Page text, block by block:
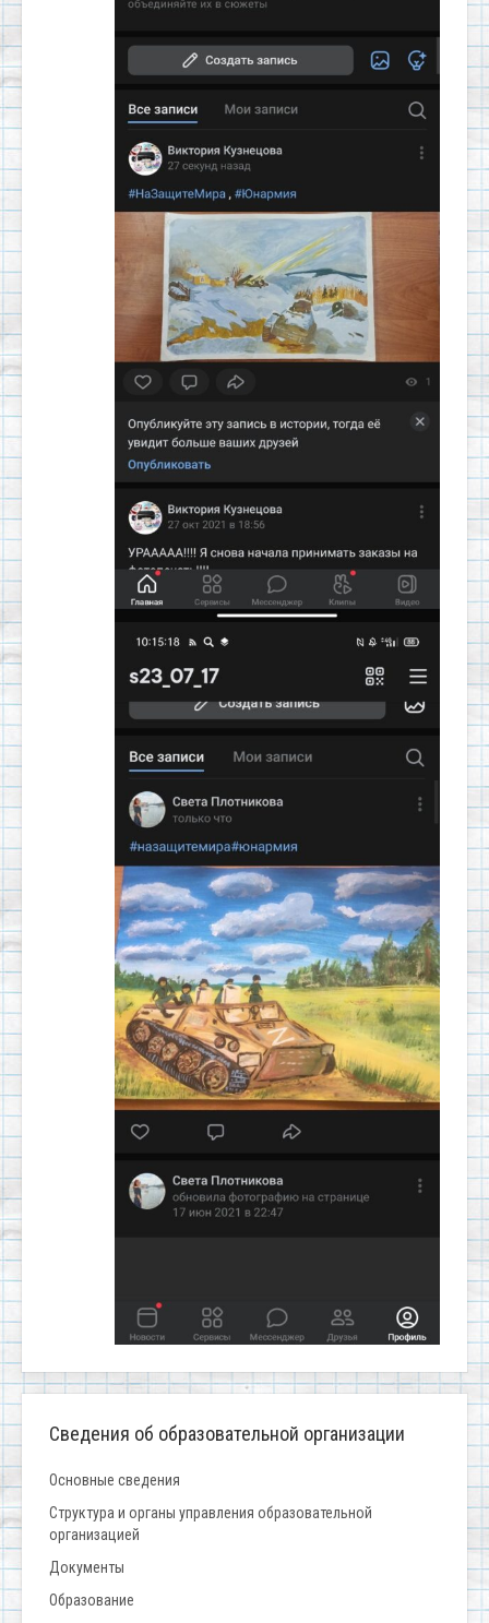
Сведения об образовательной организации
Основные сведения
Структура и органы управления образовательной
организацией
Документы
Образование